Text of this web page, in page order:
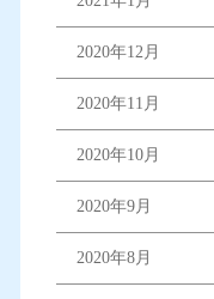
2020年12月
2020年11月
2020年10月
2020年9月
2020年8月